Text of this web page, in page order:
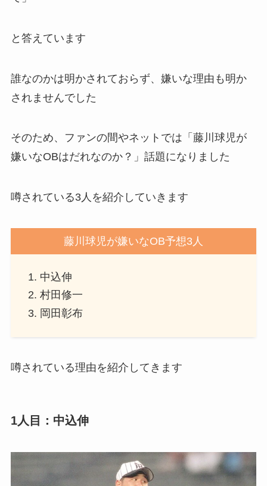
と答えています
誰なのかは明かされておらず、嫌いな理由も明か
されませんでした
そのため、ファンの間やネットでは「藤川球児が
嫌いなOBはだれなのか？」話題になりました
噂されている3人を紹介していきます
藤川球児が嫌いなOB予想3人
中込伸
村田修一
岡田彰布
噂されている理由を紹介してきます
1人目：中込伸